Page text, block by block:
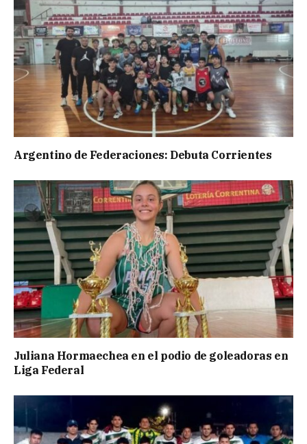
Argentino de Federaciones: Debuta Corrientes
Juliana Hormaechea en el podio de goleadoras en
Liga Federal